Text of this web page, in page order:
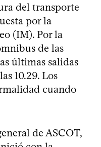
del transporte
por la
(IM). Por la
de las
últimas salidas
10.29. Los
cuando
de ASCOT,